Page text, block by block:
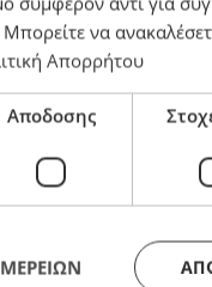
Μπορείτε να
Απορρήτου
Αποδοσης